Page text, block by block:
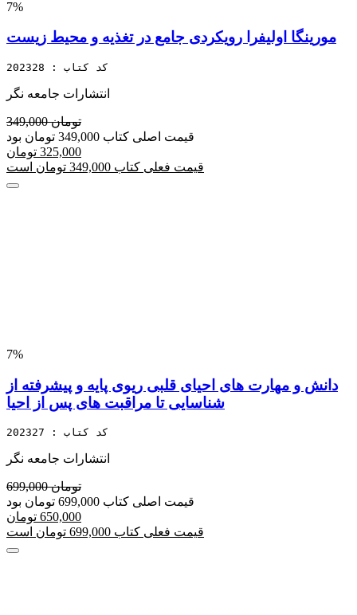
7%
مورینگا اولیفرا رویکردی جامع در تغذیه و محیط زیست
کد کتاب : 202328
انتشارات جامعه نگر
349,000 تومان
قیمت اصلی کتاب 349,000 تومان بود
325,000 تومان
قیمت فعلی کتاب 349,000 تومان است
7%
دانش و مهارت های احیای قلبی ریوی پایه و پیشرفته از
شناسایی تا مراقبت های پس از احیا
کد کتاب : 202327
انتشارات جامعه نگر
699,000 تومان
قیمت اصلی کتاب 699,000 تومان بود
650,000 تومان
قیمت فعلی کتاب 699,000 تومان است